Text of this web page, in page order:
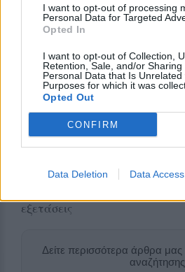
I want to opt-out of processing
Personal Data for Targeted
Opted In
I want to opt-out of Collection,
Retention, Sale, and/or Sharing
Personal Data that Is Unrelated
Purposes for which it was
Opted Out
CONFIRM
Data Deletion Data Access
Επίδομα εργασίας
Αποζημίωση μαθητών ΕΠΑΣ
Επίδομα πρακτικής άσκησης
Απόκτηση εργασιακής εμπειρίας
Προγράμματα κοινωφελούς
εξετάσεις
Δείτε περισσότερα άρθρα
αναζήτησης